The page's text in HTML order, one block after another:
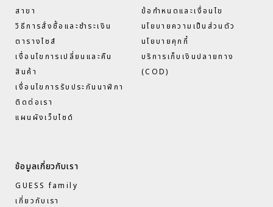
สาขา
วิธีการสั่งซื้อและชำระเงิน
ตารางไซส์
เงื่อนไขการเปลี่ยนและคืน
สินค้า
เงื่อนไขการรับประกันนาฬิกา
ติดต่อเรา
แผนผังเว็บไซด์
ข้อกำหนดและเงื่อนไข
นโยบายความเป็นส่วนตัว
นโยบายคุกกี้
บริการเก็บเงินปลายทาง
(COD)
ข้อมูลเกี่ยวกับเรา
GUESS family
เกี่ยวกับเรา